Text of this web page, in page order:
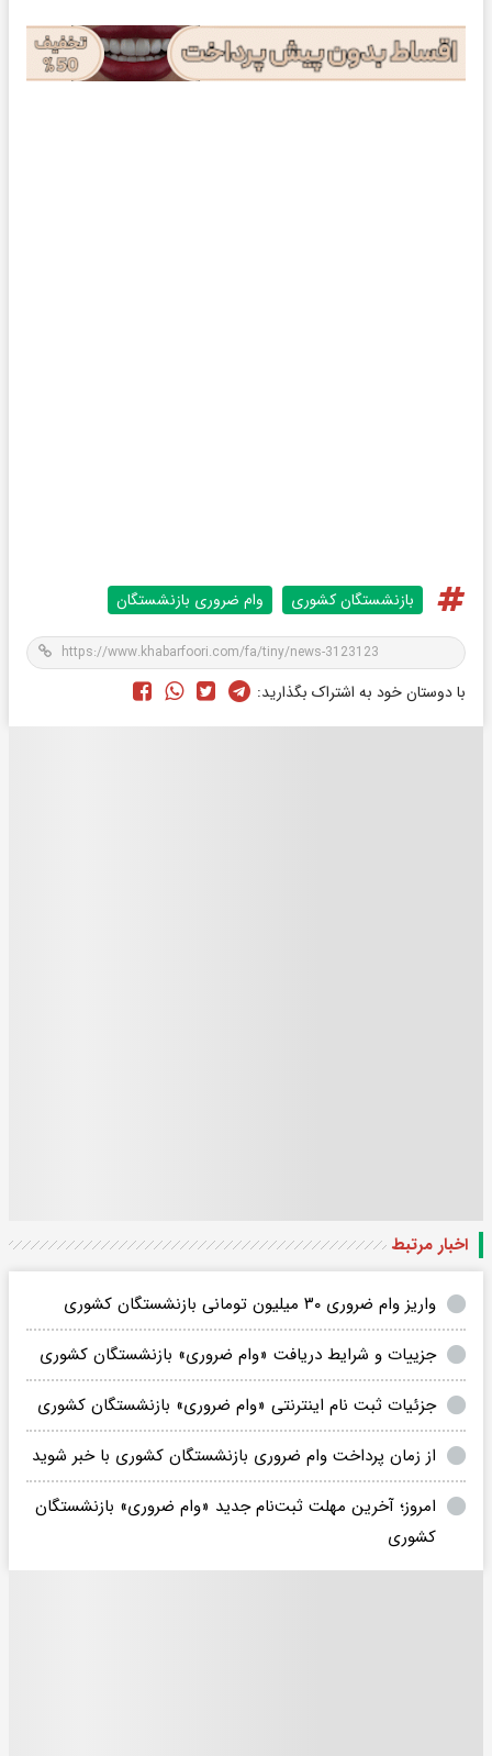
بازنشستگان کشوری وام ضروری بازنشستگان
با دوستان خود به اشتراک بگذارید:
اخبار مرتبط
واریز وام ضروری ۳۰ میلیون تومانی بازنشستگان کشوری
جزییات و شرایط دریافت «وام ضروری» بازنشستگان کشوری
جزئیات ثبت نام اینترنتی «وام ضروری» بازنشستگان کشوری
از زمان پرداخت وام ضروری بازنشستگان کشوری با خبر شوید
امروز؛ آخرین مهلت ثبت‌نام جدید «وام ضروری» بازنشستگان
کشوری